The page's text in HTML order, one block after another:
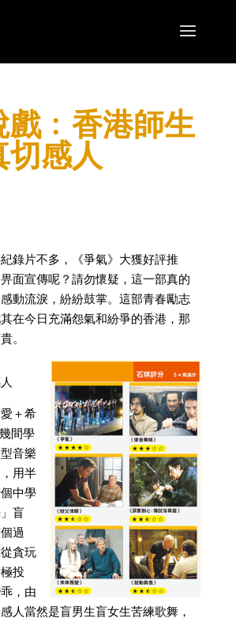
戲﹕香港師生
切感人
錄片不多，《爭氣》大獲好評推
面宣傳呢？請勿懷疑，這一部真的
動流淚，紛紛鼓掌。這部青春勵志
在今日充滿怨氣和紛爭的香港，那
。
＋希
間學
音樂
用半
中學
盲
過
貪玩
投
，由
人當然是盲男生盲女生苦練歌舞，